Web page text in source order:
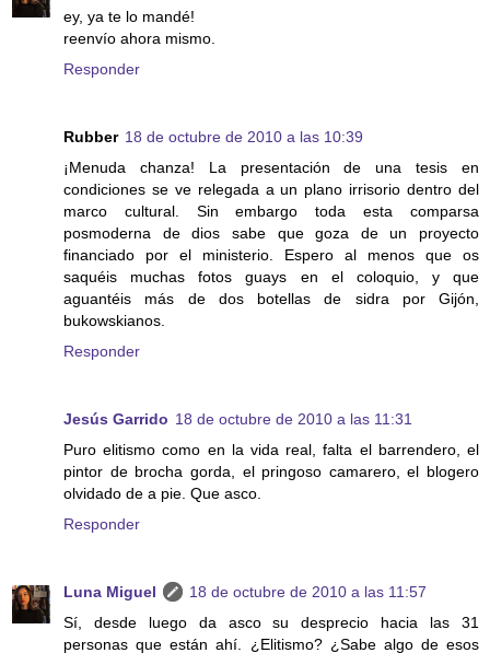
ey, ya te lo mandé!
reenvío ahora mismo.
Responder
Rubber 18 de octubre de 2010 a las 10:39
¡Menuda chanza! La presentación de una tesis en
condiciones se ve relegada a un plano irrisorio dentro del
marco cultural. Sin embargo toda esta comparsa
posmoderna de dios sabe que goza de un proyecto
financiado por el ministerio. Espero al menos que os
saquéis muchas fotos guays en el coloquio, y que
aguantéis más de dos botellas de sidra por Gijón,
bukowskianos.
Responder
Jesús Garrido 18 de octubre de 2010 a las 11:31
Puro elitismo como en la vida real, falta el barrendero, el
pintor de brocha gorda, el pringoso camarero, el blogero
olvidado de a pie. Que asco.
Responder
Luna Miguel
18 de octubre de 2010 a las 11:57
Sí, desde luego da asco su desprecio hacia las 31
personas que están ahí. ¿Elitismo? ¿Sabe algo de esos